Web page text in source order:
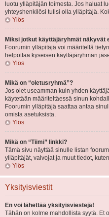
luotu ylläpitäjän toimesta. Jos haluat
yhteyshenkilösi tulisi olla ylläpitäjä.
Ylös
Miksi jotkut käyttäjäryhmät näkyvät
Foorumin ylläpitäjä voi määritellä
helpottaa kyseisen käyttäjäryhmän
Ylös
Mikä on “oletusryhmä”?
Jos olet useamman kuin yhden
käytetään määriteltäessä sinun
Foorumin ylläpitäjä saattaa antaa
omista asetuksista.
Ylös
Mikä on “Tiimi” linkki?
Tämä sivu näyttää sinulle listan
ylläpitäjät, valvojat ja muut tiedot,
Ylös
Yksityisviestit
En voi lähettää yksityisviestejä!
Tähän on kolme mahdollista syytä. Et